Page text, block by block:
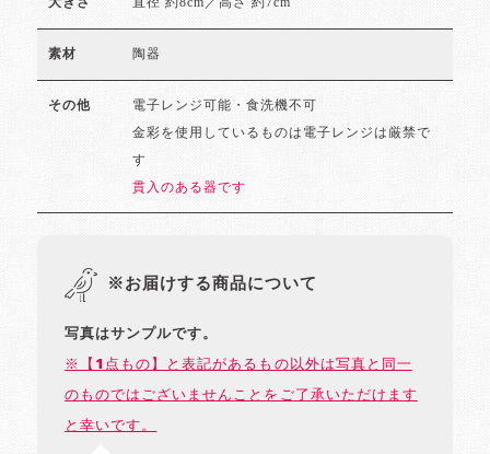
大きさ
素材 陶器
その他 電子レンジ可能・食洗機不可
金彩を使用しているものは電子レンジは厳禁で
す
貫入のある器です
※お届けする商品について
写真はサンプルです。
※【1点もの】と表記があるもの以外は写真と同一
のものではございませんことをご了承いただけます
と幸いです。